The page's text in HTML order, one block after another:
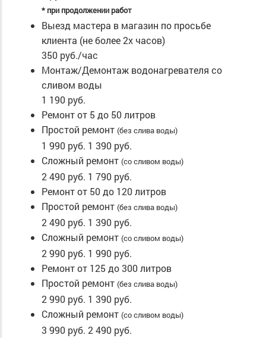
* при продолжении работ
Выезд мастера в магазин по просьбе
клиента (не более 2х часов)
350 руб./час
Монтаж/Демонтаж водонагревателя со
сливом воды
1 190 руб.
Ремонт от 5 до 50 литров
Простой ремонт (без слива воды)
1 990 руб. 1 390 руб.
Сложный ремонт (со сливом воды)
2 490 руб. 1 790 руб.
Ремонт от 50 до 120 литров
Простой ремонт (без слива воды)
2 490 руб. 1 390 руб.
Сложный ремонт (со сливом воды)
2 990 руб. 1 990 руб.
Ремонт от 125 до 300 литров
Простой ремонт (без слива воды)
2 990 руб. 1 390 руб.
Сложный ремонт (со сливом воды)
3 990 руб. 2 490 руб.